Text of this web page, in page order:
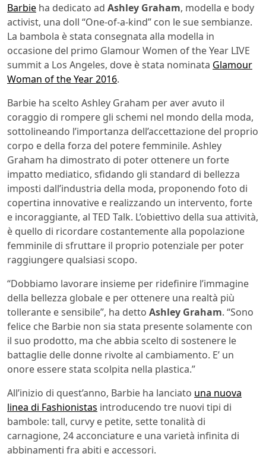
Barbie ha dedicato ad Ashley Graham, modella e body
activist, una doll “One-of-a-kind” con le sue sembianze.
La bambola è stata consegnata alla modella in
occasione del primo Glamour Women of the Year LIVE
summit a Los Angeles, dove è stata nominata Glamour
Woman of the Year 2016.
Barbie ha scelto Ashley Graham per aver avuto il
coraggio di rompere gli schemi nel mondo della moda,
sottolineando l’importanza dell’accettazione del proprio
corpo e della forza del potere femminile. Ashley
Graham ha dimostrato di poter ottenere un forte
impatto mediatico, sfidando gli standard di bellezza
imposti dall’industria della moda, proponendo foto di
copertina innovative e realizzando un intervento, forte
e incoraggiante, al TED Talk. L’obiettivo della sua attività,
è quello di ricordare costantemente alla popolazione
femminile di sfruttare il proprio potenziale per poter
raggiungere qualsiasi scopo.
“Dobbiamo lavorare insieme per ridefinire l’immagine
della bellezza globale e per ottenere una realtà più
tollerante e sensibile”, ha detto Ashley Graham. “Sono
felice che Barbie non sia stata presente solamente con
il suo prodotto, ma che abbia scelto di sostenere le
battaglie delle donne rivolte al cambiamento. E’ un
onore essere stata scolpita nella plastica.”
All’inizio di quest’anno, Barbie ha lanciato una nuova
linea di Fashionistas introducendo tre nuovi tipi di
bambole: tall, curvy e petite, sette tonalità di
carnagione, 24 acconciature e una varietà infinita di
abbinamenti fra abiti e accessori.